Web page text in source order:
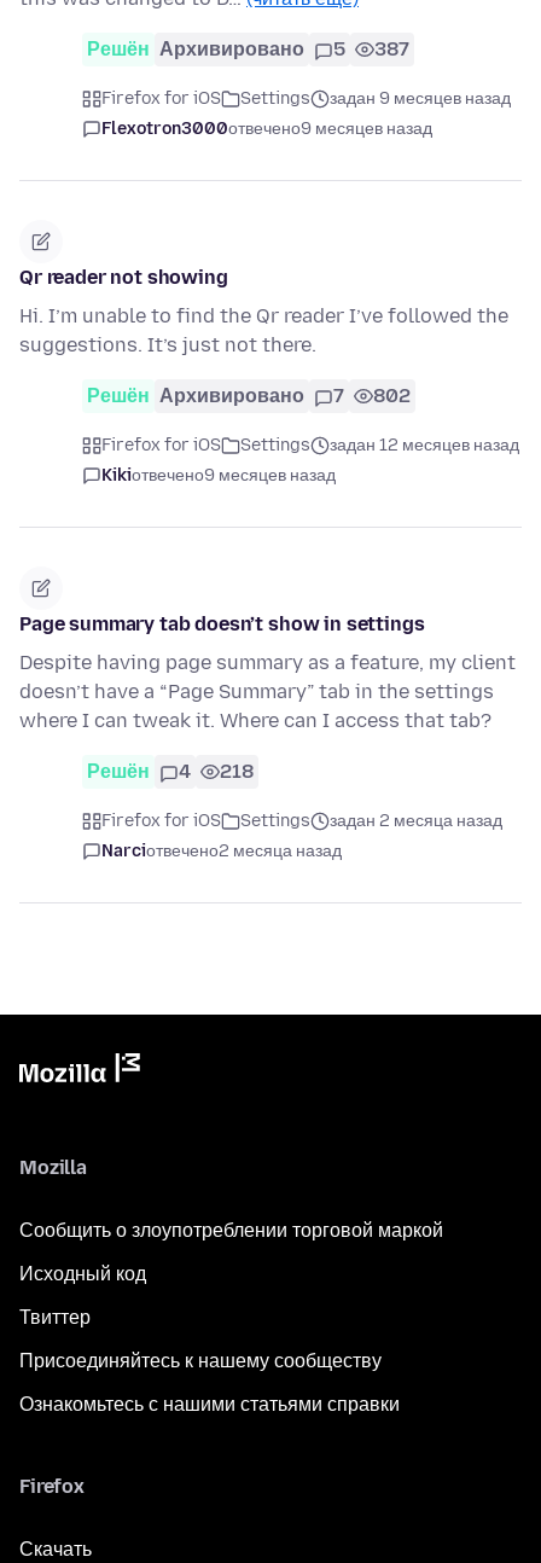
Решён Архивировано 5 387
Firefox for iOS Settings
задан 9 месяцев назад
Flexotron3000отвечено9 месяцев назад
Qr reader not showing
Hi. I’m unable to find the Qr reader I’ve followed the
suggestions. It’s just not there.
Решён Архивировано 7 802
Firefox for iOS Settings
задан 12 месяцев назад
Kikiотвечено9 месяцев назад
Page summary tab doesn’t show in settings
Despite having page summary as a feature, my client
doesn’t have a “Page Summary” tab in the settings
where I can tweak it. Where can I access that tab?
Решён 4 218
Firefox for iOS Settings
задан 2 месяца назад
Narciотвечено2 месяца назад
Mozilla
Сообщить о злоупотреблении торговой маркой
Исходный код
Твиттер
Присоединяйтесь к нашему сообществу
Ознакомьтесь с нашими статьями справки
Firefox
Скачать